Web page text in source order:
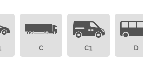
C C1 D